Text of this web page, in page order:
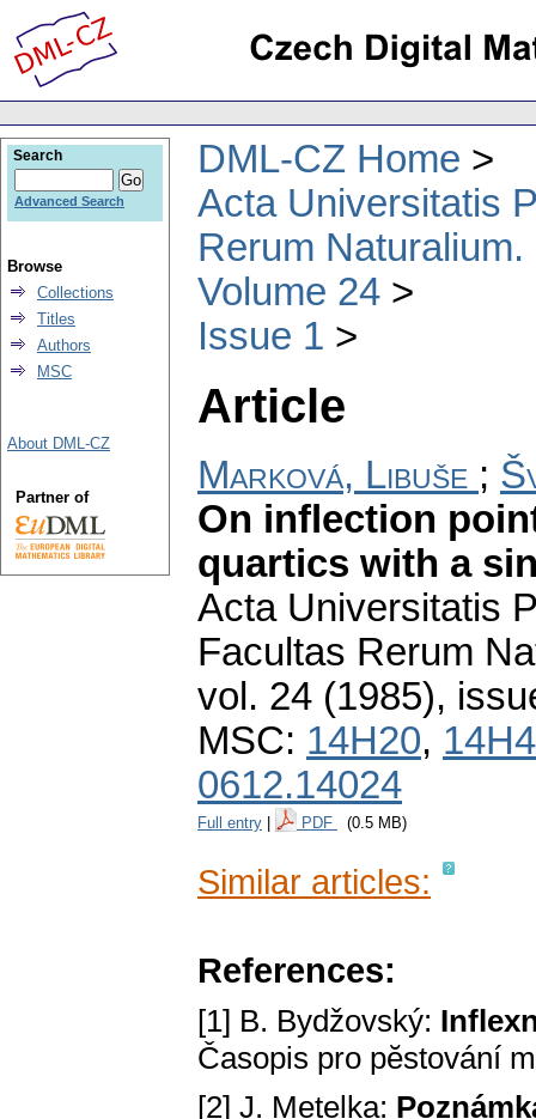
DML-CZ Home
Acta Universitatis
Rerum
Volume 24
Issue 1
Article
Marková, Libuše ;
On inflection
quartics with a
Acta Universitatis
Facultas Rerum
vol. 24 (1985),
MSC: 14H20,
0612.14024
Full entry PDF (0.5 MB)
Similar articles:
References:
[1] B. Bydžovský:
Časopis pro pӗstování
[2] J. Metelka:
Search
Advanced Search
Browse
Collections
Titles
Authors
MSC
About DML-CZ
Partner of